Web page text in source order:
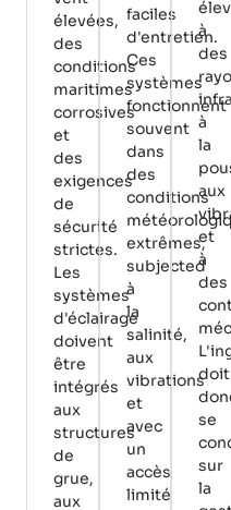
élevées,
des
conditions
maritimes
corrosives
et
des
exigences
de
sécurité
strictes.
Les
systèmes
d'éclairage
doivent
être
intégrés
aux
structures
de
grue,
aux
faciles
d'entretien.
Ces
systèmes
fonctionnent
souvent
dans
des
conditions
extrêmes,
subjected
à
la
salinité,
aux
vibrations
et
avec
un
accès
limité
à
des
à
la
aux
et
à
des
doit
se
sur
la